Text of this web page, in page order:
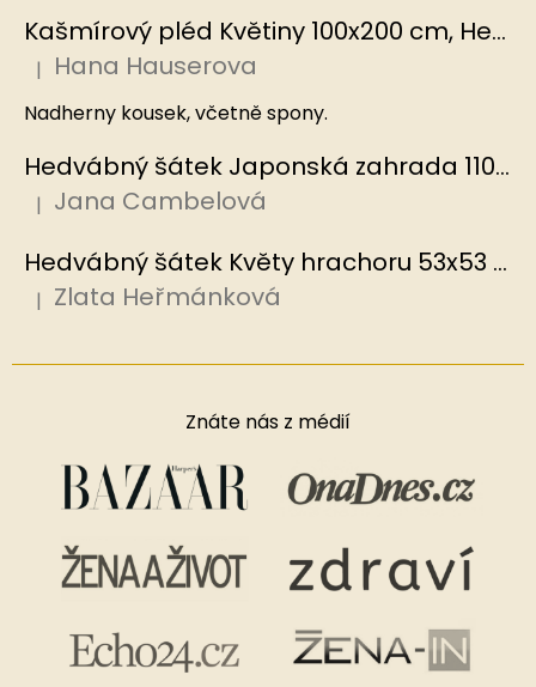
Kašmírový pléd Květiny 100x200 cm, Hedvábný svět
Hodnocení produktu je 5 z 5 hvězdiček.
| Hana Hauserova
Nadherny kousek, včetně spony.
Hedvábný šátek Japonská zahrada 110x110 cm v dárkovém balení, HEDVÁBNÝ SVĚT
Hodnocení produktu je 5 z 5 hvězdiček.
| Jana Cambelová
Hedvábný šátek Květy hrachoru 53x53 cm v dárkovém balení, HEDVÁBNÝ SVĚT
Hodnocení produktu je 5 z 5 hvězdiček.
| Zlata Heřmánková
Znáte nás z médií